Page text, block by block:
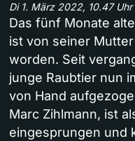
Di 1. März 2022, 10.47 Uhr
Das fünf Monate
ist von seiner
worden. Seit
junge Raubtier nun
von Hand
Marc Zihlmann, ist
eingesprungen und